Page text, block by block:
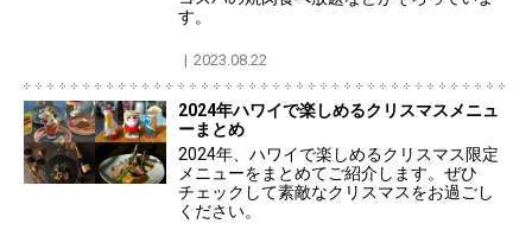
す。
2023.08.22
2024年ハワイで楽しめるクリスマスメニュ
ーまとめ
2024年、ハワイで楽しめるクリスマス限定
メニューをまとめてご紹介します。ぜひ
チェックして素敵なクリスマスをお過ごし
ください。